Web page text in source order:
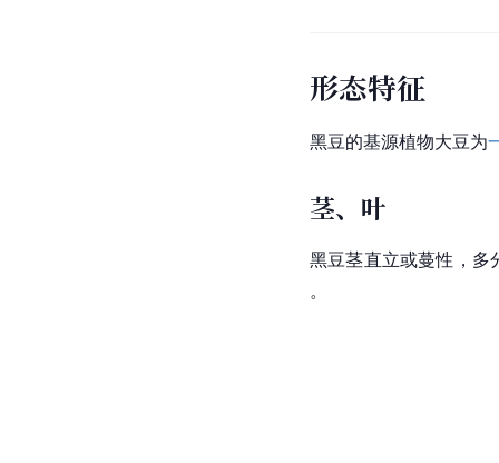
形态特征
黑豆的基源植物大豆为
茎、叶
黑豆茎直立或蔓性，多
。